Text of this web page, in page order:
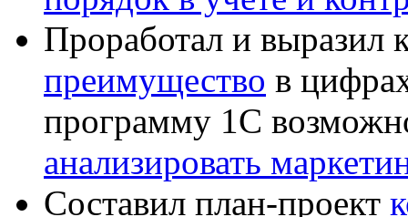
Проработал и выразил
преимущество в
программу 1С
анализировать
Составил план-проект